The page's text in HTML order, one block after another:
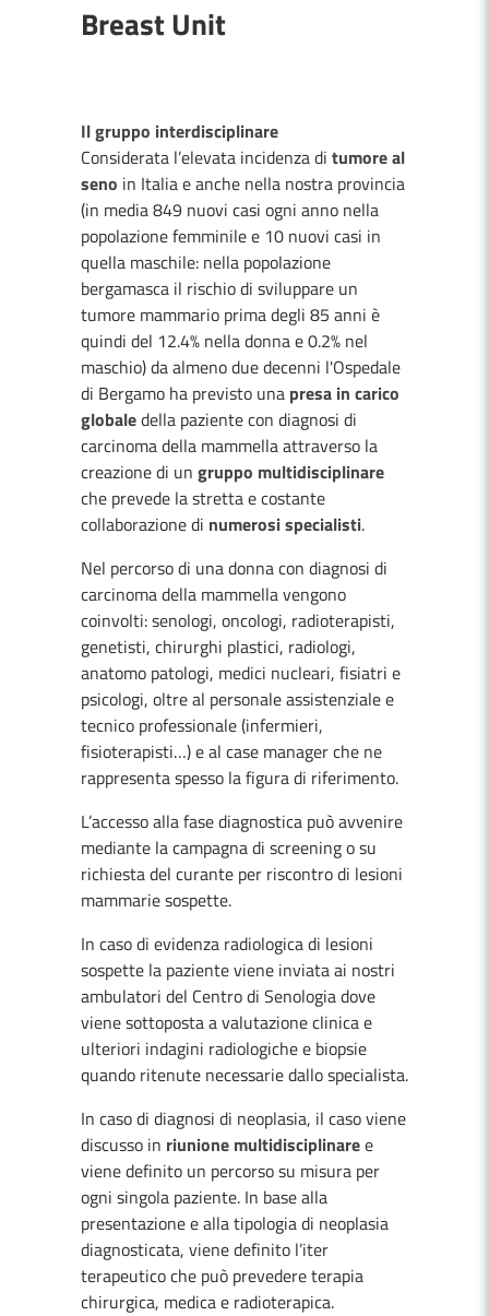
Breast Unit
Il gruppo interdisciplinare
Considerata l’elevata incidenza di tumore al
seno in Italia e anche nella nostra provincia
(in media 849 nuovi casi ogni anno nella
popolazione femminile e 10 nuovi casi in
quella maschile: nella popolazione
bergamasca il rischio di sviluppare un
tumore mammario prima degli 85 anni è
quindi del 12.4% nella donna e 0.2% nel
maschio) da almeno due decenni l'Ospedale
di Bergamo ha previsto una presa in carico
globaledella paziente con diagnosi di
carcinoma della mammella attraverso la
creazione di un gruppo multidisciplinare
che prevede la stretta e costante
collaborazione di numerosi specialisti.
Nel percorso di una donna con diagnosi di
carcinoma della mammella vengono
coinvolti: senologi, oncologi, radioterapisti,
genetisti, chirurghi plastici, radiologi,
anatomo patologi, medici nucleari, fisiatri e
psicologi, oltre al personale assistenziale e
tecnico professionale (infermieri,
fisioterapisti…) e al case manager che ne
rappresenta spesso la figura di riferimento.
L’accesso alla fase diagnostica può avvenire
mediante la campagna di screening o su
richiesta del curante per riscontro di lesioni
mammarie sospette.
In caso di evidenza radiologica di lesioni
sospette la paziente viene inviata ai nostri
ambulatori del Centro di Senologia dove
viene sottoposta a valutazione clinica e
ulteriori indagini radiologiche e biopsie
quando ritenute necessarie dallo specialista.
In caso di diagnosi di neoplasia, il caso viene
discusso in riunione multidisciplinaree
viene definito un percorso su misura per
ogni singola paziente. In base alla
presentazione e alla tipologia di neoplasia
diagnosticata, viene definito l’iter
terapeutico che può prevedere terapia
chirurgica, medica e radioterapica.